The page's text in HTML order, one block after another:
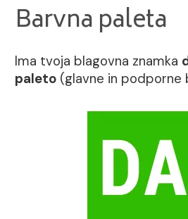
Barvna paleta
Ima tvoja blagovna znamka
paleto (glavne in podporne